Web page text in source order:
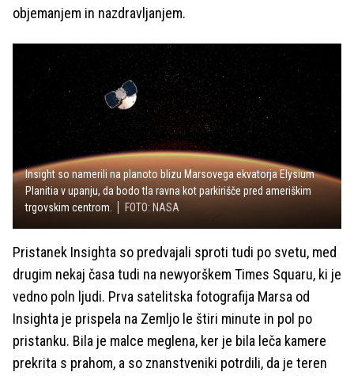
objemanjem in nazdravljanjem.
Insight so namerili na planoto blizu Marsovega ekvatorja Elysium
Planitia v upanju, da bodo tla ravna kot parkirišče pred ameriškim
trgovskim centrom.
FOTO: NASA
Pristanek Insighta so predvajali sproti tudi po svetu, med
drugim nekaj časa tudi na newyorškem Times Squaru, ki je
vedno poln ljudi. Prva satelitska fotografija Marsa od
Insighta je prispela na Zemljo le štiri minute in pol po
pristanku. Bila je malce meglena, ker je bila leča kamere
prekrita s prahom, a so znanstveniki potrdili, da je teren